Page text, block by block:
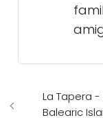
La Tapera -
Balearic